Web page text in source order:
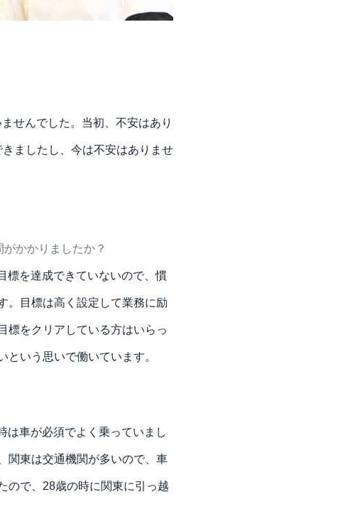
せんでした。当初、不安はあり
ましたし、今は不安はありませ
かかりましたか？
標を達成できていないので、慣
。目標は高く設定して業務に励
標をクリアしている方はいらっ
という思いで働いています。
は車が必須でよく乗っていまし
関東は交通機関が多いので、車
ので、28歳の時に関東に引っ越